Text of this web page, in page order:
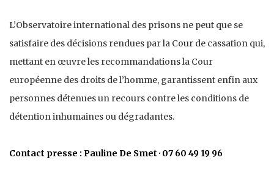
L’Observatoire international des prisons ne peut que se
satisfaire des décisions rendues par la Cour de cassation qui,
mettant en œuvre les recommandations la Cour
européenne des droits de l’homme, garantissent enfin aux
personnes détenues un recours contre les conditions de
détention inhumaines ou dégradantes.
Contact presse : Pauline De Smet · 07 60 49 19 96